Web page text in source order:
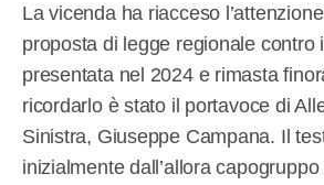
La vicenda ha riacceso
proposta di legge regionale contro
presentata nel 2024 e rimasta
ricordarlo è stato il portavoce di
Sinistra, Giuseppe Campana. Il
inizialmente dall’allora